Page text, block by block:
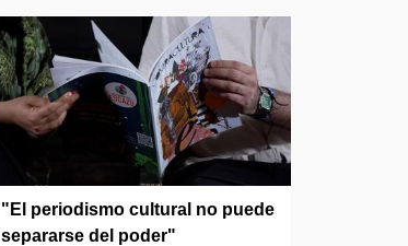
"El periodismo cultural no puede
separarse del poder"